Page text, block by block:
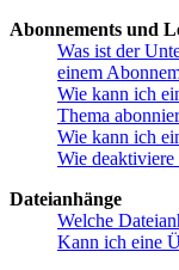
Abonnements und
Was ist der
einem
Wie kann ich
Thema
Wie kann ich
Wie deaktiviere
Dateianhänge
Welche
Kann ich eine